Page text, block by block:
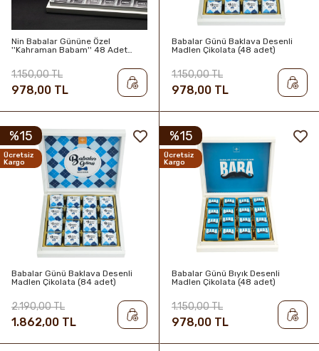
Nin Babalar Gününe Özel
''Kahraman Babam'' 48 Adet
978,00 TL
1.150,00 TL
Babalar Günü Baklava Desenli
Madlen Çikolata (48 adet)
978,00 TL
1.150,00 TL
Babalar Günü Baklava Desenli
Madlen Çikolata (84 adet)
1.862,00 TL
2.190,00 TL
%15
Ücretsiz
Kargo
Babalar Günü Bıyık Desenli
Madlen Çikolata (48 adet)
978,00 TL
1.150,00 TL
%15
Ücretsiz
Kargo